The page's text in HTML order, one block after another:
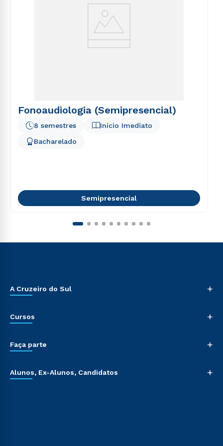
Fonoaudiologia (Semipresencial)
Início Imediato
8 semestres
Bacharelado
Semipresencial
A Cruzeiro do Sul +
Cursos +
Faça parte +
Alunos, Ex-Alunos, Candidatos +